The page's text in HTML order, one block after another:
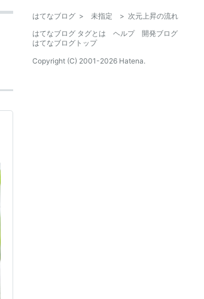
はてなブログ > 未指定 > 次元上昇の流れ
はてなブログ タグとは
ヘルプ
開発ブログ
はてなブログトップ
Copyright (C) 2001-2026 Hatena.